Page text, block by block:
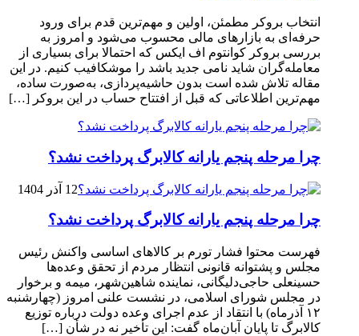
انتخاب بروکر مطمئن، اولین و مهم‌ترین قدم برای ورود
حرفه‌ای به بازارهای مالی محسوب می‌شود و امروز به
بررسی بروکر کوانتوم اف ایکس که احتمالا برای بسیاری از
معامله‌گران شاید نامی جدید باشد را موشکافیب کنیم. در این
مقاله تلاش شده است بدون حاشیه‌پردازی، به‌صورت ساده،
مهم‌ترین اطلاعاتی که قبل از افتتاح حساب در این بروکر […]
چرا مرحله پنجم یارانه کالابرگ پرداخت نشد؟
12 آذر 1404
چرا مرحله پنجم یارانه کالابرگ پرداخت نشد؟
فهرست محتوا فشار تورم بر کالاهای اساسی واکنش رئیس
مجلس و پشتوانه قانونی انتظار مردم از تحقق وعده‌ها
حسینعلی حاجی‌دلیگانی، نماینده شاهین‌شهر، میمه و برخوار
در مجلس شورای اسلامی، در نشست علنی امروز (چهارشنبه
۱۲ آذرماه) با انتقاد از عدم اجرای وعده دولت درباره توزیع
کالابرگ تا پایان آبان‌ماه گفت: این تأخیر نه در شأن […]